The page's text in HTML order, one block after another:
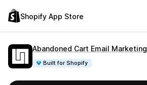
Shopify App Store
Abandoned Cart Email Marketing
Built for Shopify